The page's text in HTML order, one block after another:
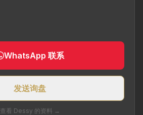
WhatsApp 联系
发送询盘
查看 Dessy 的资料 →